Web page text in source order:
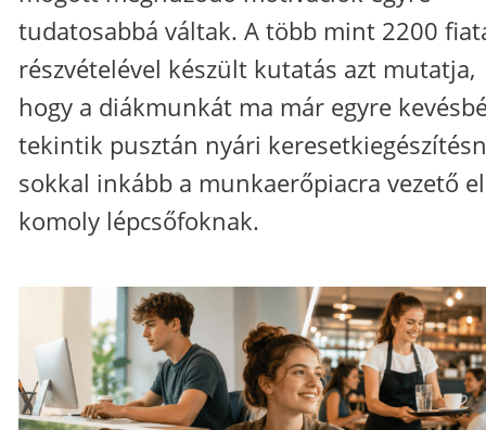
tudatosabbá váltak. A több mint 2200
részvételével készült kutatás azt mutatja,
hogy a diákmunkát ma már egyre
tekintik pusztán nyári
sokkal inkább a munkaerőpiacra vezető
komoly lépcsőfoknak.